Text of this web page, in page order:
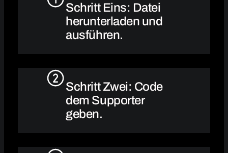
Schritt Eins: Datei
herunterladen und
ausführen.
Schritt Zwei: Code
dem Supporter
geben.